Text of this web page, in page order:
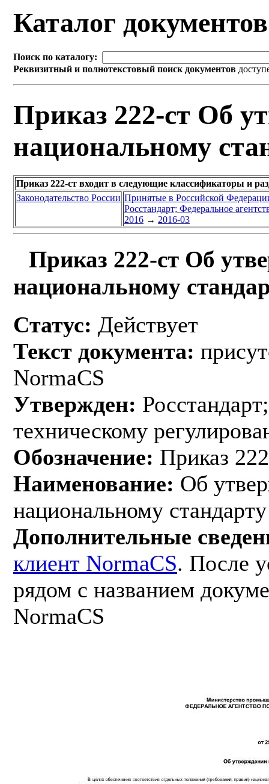
Каталог
Поиск по каталогу:
Реквизитный и полнотекстовый поиск документов
Приказ 222-ст Об
национальному
Приказ 222-ст входит в следующие классификаторы и
Законодательство России Принятые в Российской
Росстандарт; Федеральное
2016 → 2016-03
Приказ 222-ст Об
национальному
Статус: Действует
Текст документа:
NormaCS
Утвержден:
техническому
Обозначение: Приказ
Наименование: Об
национальному стандарту
Дополнительные
клиент NormaCS. После
рядом с названием
NormaCS